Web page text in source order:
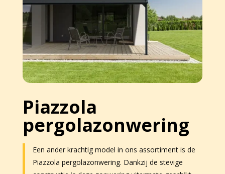
Piazzola
pergolazonwering
Een ander krachtig model in ons assortiment is de
Piazzola pergolazonwering. Dankzij de stevige